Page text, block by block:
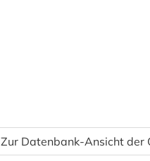
Zur Datenbank-Ansicht der